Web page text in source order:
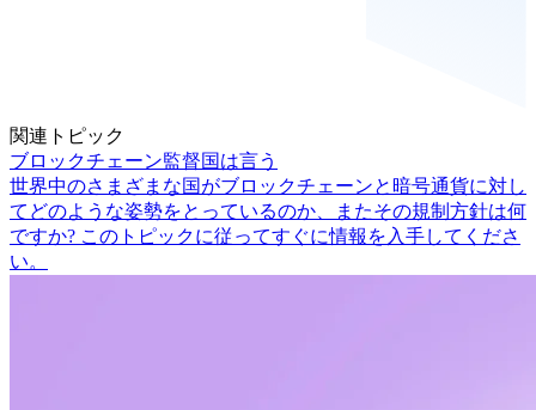
関連トピック
ブロックチェーン監督国は言う
世界中のさまざまな国がブロックチェーンと暗号通貨に対し
てどのような姿勢をとっているのか、またその規制方針は何
ですか? このトピックに従ってすぐに情報を入手してくださ
い。